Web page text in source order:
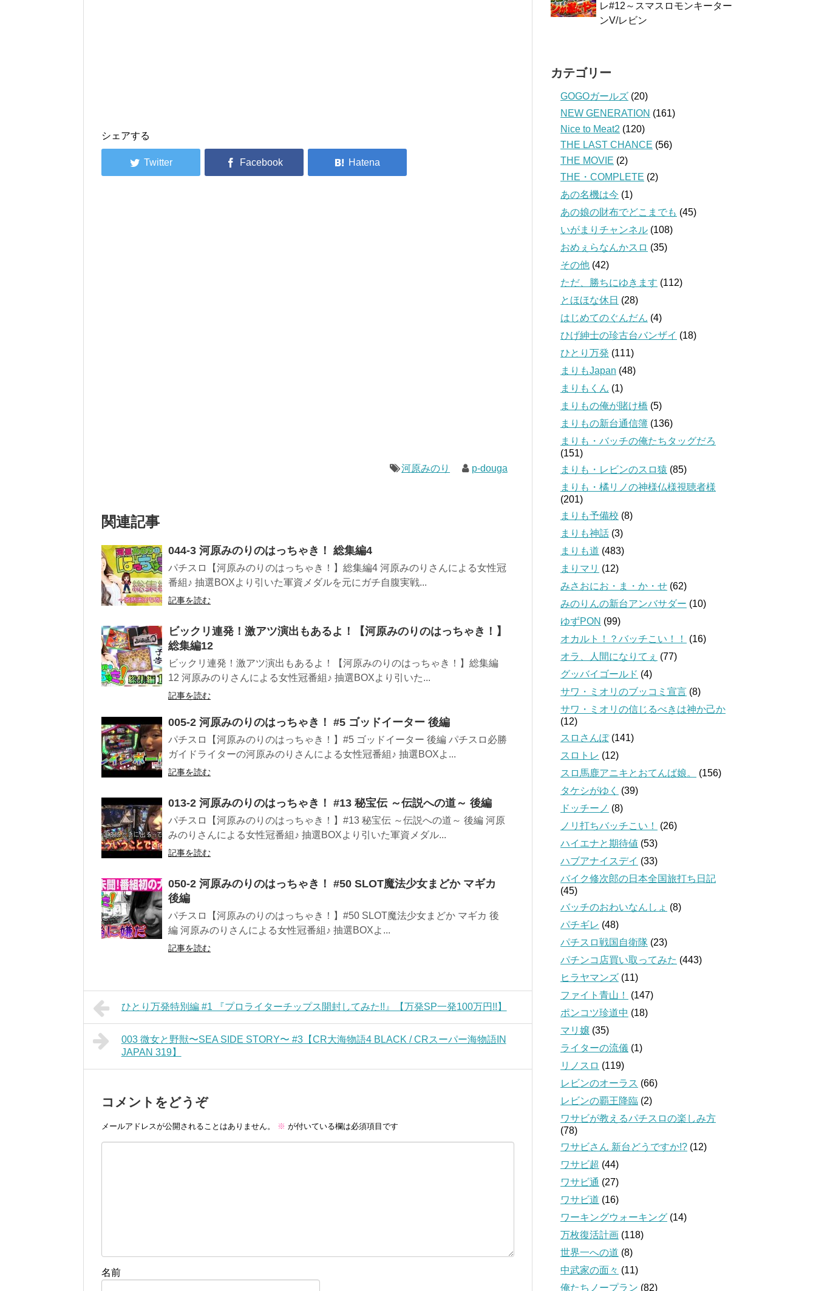
シェアする
河原みのり p-douga
関連記事
044-3 河原みのりのはっちゃき！ 総集編4
パチスロ【河原みのりのはっちゃき！】総集編4 河原みのりさんによる女性冠
番組♪ 抽選BOXより引いた軍資メダルを元にガチ自腹実戦...
記事を読む
ビックリ連発！激アツ演出もあるよ！【河原みのりのはっちゃき！】
総集編12
ビックリ連発！激アツ演出もあるよ！【河原みのりのはっちゃき！】総集編
12 河原みのりさんによる女性冠番組♪ 抽選BOXより引いた...
記事を読む
005-2 河原みのりのはっちゃき！ #5 ゴッドイーター 後編
パチスロ【河原みのりのはっちゃき！】#5 ゴッドイーター 後編 パチスロ必勝
ガイドライターの河原みのりさんによる女性冠番組♪ 抽選BOXよ...
記事を読む
013-2 河原みのりのはっちゃき！ #13 秘宝伝 ～伝説への道～ 後編
パチスロ【河原みのりのはっちゃき！】#13 秘宝伝 ～伝説への道～ 後編 河原
みのりさんによる女性冠番組♪ 抽選BOXより引いた軍資メダル...
記事を読む
050-2 河原みのりのはっちゃき！ #50 SLOT魔法少女まどか マギカ
後編
パチスロ【河原みのりのはっちゃき！】#50 SLOT魔法少女まどか マギカ 後
編 河原みのりさんによる女性冠番組♪ 抽選BOXよ...
記事を読む
ひとり万発特別編 #1 『プロライターチップス開封してみた!!』【万発SP一発100万円!!】
003 微女と野獣〜SEA SIDE STORY〜 #3【CR大海物語4 BLACK / CRスーパー海物語IN
JAPAN 319】
コメントをどうぞ
メールアドレスが公開されることはありません。 ※ が付いている欄は必須項目です
名前
レ#12～スマスロモンキーター
ンV/レビン
カテゴリー
GOGOガールズ (20)
NEW GENERATION (161)
Nice to Meat2 (120)
THE LAST CHANCE (56)
THE MOVIE (2)
THE・COMPLETE (2)
あの名機は今 (1)
あの娘の財布でどこまでも (45)
いがまりチャンネル (108)
おめぇらなんかスロ (35)
その他 (42)
ただ、勝ちにゆきます (112)
とほほな休日 (28)
はじめてのぐんだん (4)
ひげ紳士の珍古台バンザイ (18)
ひとり万発 (111)
まりもJapan (48)
まりもくん (1)
まりもの俺が賭け橋 (5)
まりもの新台通信簿 (136)
まりも・バッチの俺たちタッグだろ
(151)
まりも・レビンのスロ猿 (85)
まりも・橘リノの神様仏様視聴者様
(201)
まりも予備校 (8)
まりも神話 (3)
まりも道 (483)
まりマリ (12)
みさおにお・ま・か・せ (62)
みのりんの新台アンバサダー (10)
ゆずPON (99)
オカルト！？バッチこい！！
(16)
オラ、人間になりてぇ (77)
グッバイゴールド (4)
サワ・ミオリのブッコミ宣言 (8)
サワ・ミオリの信じるべきは神か己か
(12)
スロさんぽ(141)
スロトレ (12)
スロ馬鹿アニキとおてんば娘。
(156)
タケシがゆく
(39)
ドッチーノ (8)
ノリ打ちバッチこい！
(26)
ハイエナと期待値 (53)
ハブアナイスデイ (33)
バイク修次郎の日本全国旅打ち日記
(45)
バッチのおわいなんしょ (8)
パチギレ (48)
パチスロ戦国自衛隊 (23)
パチンコ店買い取ってみた (443)
ヒラヤマンズ (11)
ファイト青山！
(147)
ポンコツ珍道中 (18)
マリ嬢 (35)
ライターの流儀 (1)
リノスロ (119)
レビンのオーラス (66)
レビンの覇王降臨 (2)
ワサビが教えるパチスロの楽しみ方
(78)
ワサビさん 新台どうですか!? (12)
ワサビ超 (44)
ワサビ通 (27)
ワサビ道 (16)
ワーキングウォーキング (14)
万枚復活計画 (118)
世界一への道 (8)
中武家の面々 (11)
俺たちノープラン (82)